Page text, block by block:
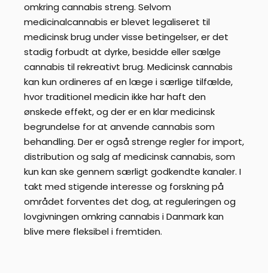
omkring cannabis streng. Selvom
medicinalcannabis er blevet legaliseret til
medicinsk brug under visse betingelser, er det
stadig forbudt at dyrke, besidde eller sælge
cannabis til rekreativt brug. Medicinsk cannabis
kan kun ordineres af en læge i særlige tilfælde,
hvor traditionel medicin ikke har haft den
ønskede effekt, og der er en klar medicinsk
begrundelse for at anvende cannabis som
behandling. Der er også strenge regler for import,
distribution og salg af medicinsk cannabis, som
kun kan ske gennem særligt godkendte kanaler. I
takt med stigende interesse og forskning på
området forventes det dog, at reguleringen og
lovgivningen omkring cannabis i Danmark kan
blive mere fleksibel i fremtiden.